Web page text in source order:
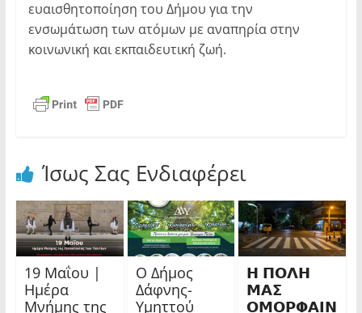
ευαισθητοποίηση του Δήμου για την
ενσωμάτωση των ατόμων με αναπηρία στην
κοινωνική και εκπαιδευτική ζωή.
Ίσως Σας Ενδιαφέρει
19 Μαΐου |
Ημέρα
Μνήμης της
Ο Δήμος
Δάφνης-
Υμηττού
𝝜 𝝥𝝤𝝠𝝜
𝝡𝝖𝝨
𝝤𝝡𝝤𝝦𝝫𝝖𝝞𝝢